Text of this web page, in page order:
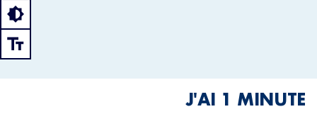
J'AI 1 MINUTE